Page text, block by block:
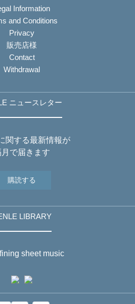
Information
and Conditions
Privacy
販売店様
Contact
Withdrawal
ニュースレター
関する最新情報が
月で届きます
購読する
LIBRARY
sheet music